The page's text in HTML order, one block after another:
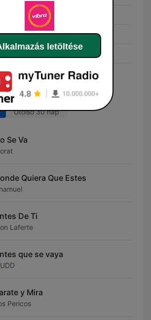
Espacio musical
Tardes de Buena Vibra
Rock And Planch
Utolsó 30 nap
Se Va
Quiera Que Estes
De Ti
Laferte
que se vaya
y Mira
Pericos
letöltése